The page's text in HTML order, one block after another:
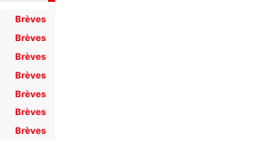
Brèves
Brèves
Brèves
Brèves
Brèves
Brèves
Brèves